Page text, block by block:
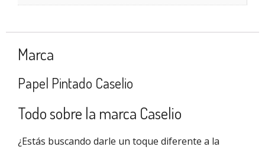
Marca
Papel Pintado Caselio
Todo sobre la marca Caselio
¿Estás buscando darle un toque diferente a la